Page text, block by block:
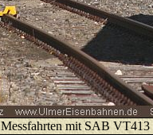
Messfahrten mit SAB VT413